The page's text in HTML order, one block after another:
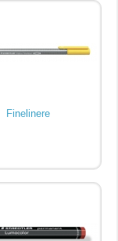
Finelinere